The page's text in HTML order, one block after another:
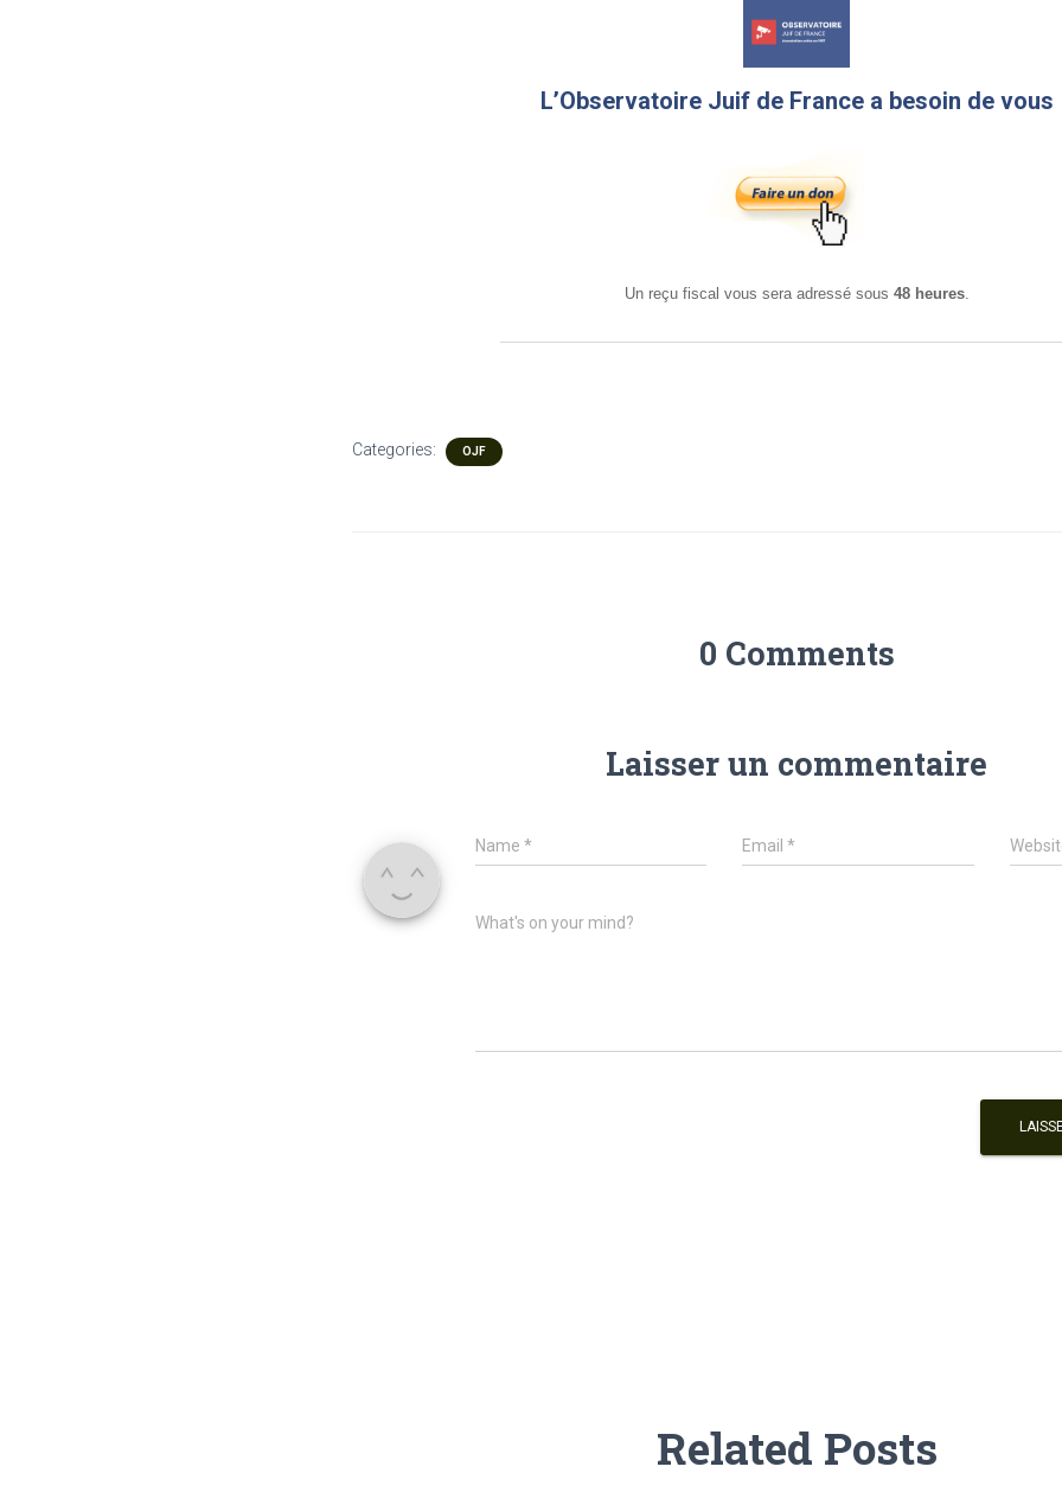
L’Observatoire Juif de France a besoin de vous
Un reçu fiscal vous sera adressé sous 48 heures.
Categories: OJF
0 Comments
Laisser un commentaire
Name * Email*
What's on your mind?
Related Posts